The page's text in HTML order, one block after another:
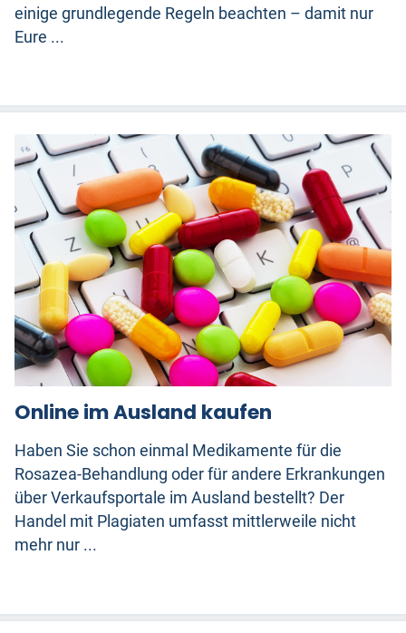
einige grundlegende Regeln beachten – damit nur
Eure ...
Online im Ausland kaufen
Haben Sie schon einmal Medikamente für die
Rosazea-Behandlung oder für andere Erkrankungen
über Verkaufsportale im Ausland bestellt? Der
Handel mit Plagiaten umfasst mittlerweile nicht
mehr nur ...